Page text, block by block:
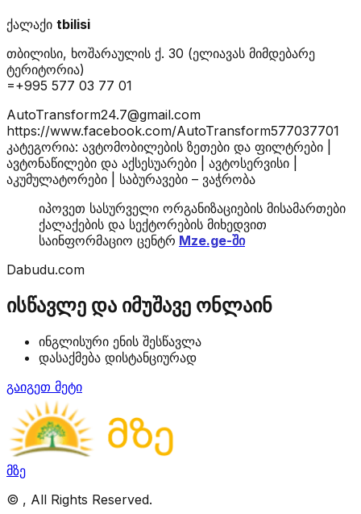
ქალაქი tbilisi
თბილისი, ხოშარაულის ქ. 30 (ელიავას მიმდებარე
ტერიტორია)
=+995 577 03 77 01
AutoTransform24.7@gmail.com
https://www.facebook.com/AutoTransform577037701
კატეგორია: ავტომობილების ზეთები და ფილტრები |
ავტონაწილები და აქსესუარები | ავტოსერვისი |
აკუმულატორები | საბურავები – ვაჭრობა
იპოვეთ სასურველი ორგანიზაციების მისამართები
ქალაქების და სექტორების მიხედვით
საინფორმაციო ცენტრ Mze.ge-ში
Dabudu.com
ისწავლე და იმუშავე ონლაინ
ინგლისური ენის შესწავლა
დასაქმება დისტანციურად
გაიგეთ მეტი
მზე
© , All Rights Reserved.